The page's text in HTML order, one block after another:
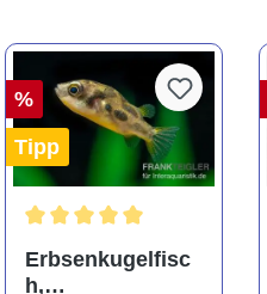
%
Tipp
Erbsenkugelfisc
h,